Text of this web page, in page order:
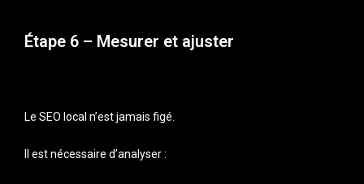
Étape 6 – Mesurer et ajuster
Le SEO local n’est jamais figé.
Il est nécessaire d’analyser :